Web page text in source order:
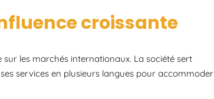
croissante
les marchés internationaux. La société sert
services en plusieurs langues pour accommoder